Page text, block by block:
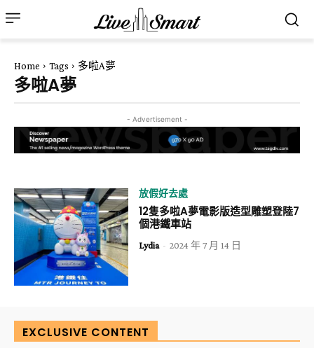
Home Tags 多啦A夢
多啦A夢
- Advertisement -
放假好去處
12隻多啦A夢電影版造型雕塑登陸7
個港鐵車站
Lydia - 2024 年 7 月 14 日
EXCLUSIVE CONTENT